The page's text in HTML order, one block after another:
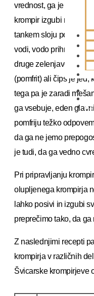
01
vrednost, ga je
krompir izgubi
tankem sloju pod
vodi, vodo prihranimo
druge zelenjave.
(pomfrit) ali čips je jed,
tega pa je zaradi
ga vsebuje, eden
pomfriju težko
da ga ne jemo
je tudi, da ga vedno
Pri pripravljanju
olupljenega krompirja
lahko posivi in izgubi
preprečimo tako, da
Z naslednjimi recepti
krompirja v različnih
Švicarske krompirjeve